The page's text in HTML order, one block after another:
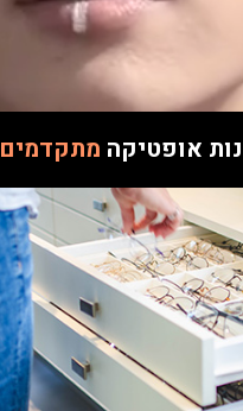
אופטיקה מתקדמים